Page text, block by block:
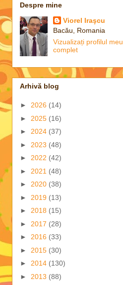
Despre mine
Viorel Iraşcu
Bacău, Romania
Vizualizați profilul meu
complet
Arhivă blog
► 2026 (14)
► 2025 (16)
► 2024 (37)
► 2023 (48)
► 2022 (42)
► 2021 (48)
► 2020 (38)
► 2019 (13)
► 2018 (15)
► 2017 (28)
► 2016 (33)
► 2015 (30)
► 2014 (130)
► 2013 (88)